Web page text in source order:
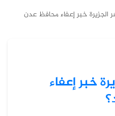
الجزيرة خبر إعفاء محافظ عدن
خبر إعفاء